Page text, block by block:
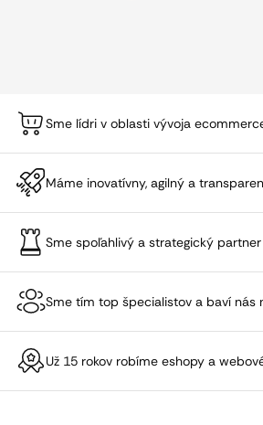
Sme lídri v oblasti vývoja
Máme inovatívny, agilný a
Sme spoľahlivý a strategický partner
Sme tím top špecialistov a baví nás
Už 15 rokov robíme eshopy a